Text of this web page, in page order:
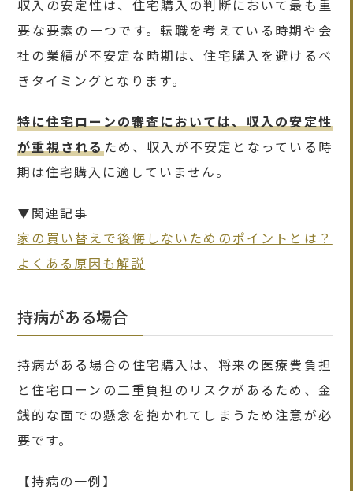
収入の安定性は、住宅購入の判断において最も重
要な要素の一つです。転職を考えている時期や会
社の業績が不安定な時期は、住宅購入を避けるべ
きタイミングとなります。
特に住宅ローンの審査においては、収入の安定性
が重視されるため、収入が不安定となっている時
期は住宅購入に適していません。
▼関連記事
家の買い替えで後悔しないためのポイントとは？
よくある原因も解説
持病がある場合
持病がある場合の住宅購入は、将来の医療費負担
と住宅ローンの二重負担のリスクがあるため、金
銭的な面での懸念を抱かれてしまうため注意が必
要です。
【持病の一例】